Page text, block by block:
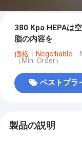
380 Kpa HEPAは
脂の内容を
価格：Negotiable
（Min. Order）
ベストプラ
製品の説明